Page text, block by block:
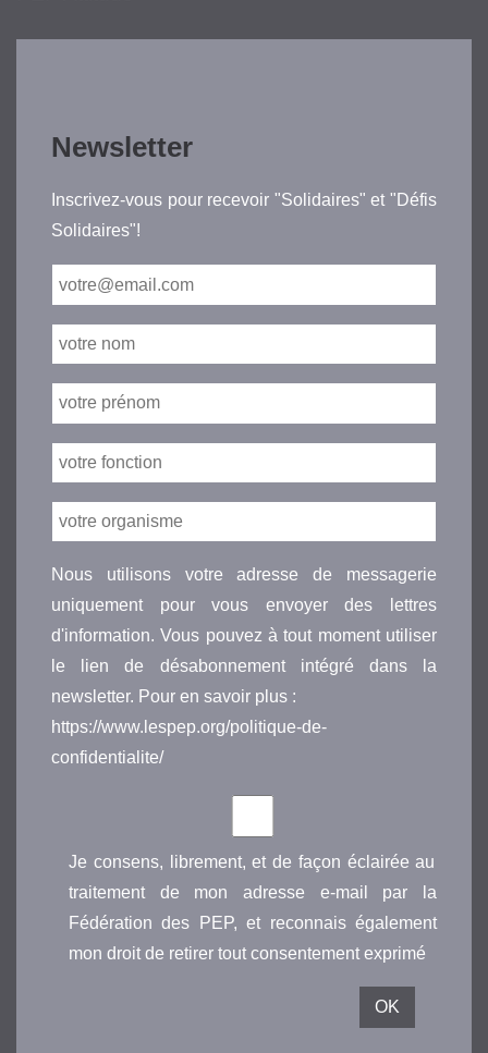
Newsletter
Inscrivez-vous pour recevoir "Solidaires" et "Défis
Solidaires"!
Nous utilisons votre adresse de messagerie
uniquement pour vous envoyer des lettres
d'information. Vous pouvez à tout moment utiliser
le lien de désabonnement intégré dans la
newsletter. Pour en savoir plus :
https://www.lespep.org/politique-de-
confidentialite/
Je consens, librement, et de façon éclairée au
traitement de mon adresse e-mail par la
Fédération des PEP, et reconnais également
mon droit de retirer tout consentement exprimé